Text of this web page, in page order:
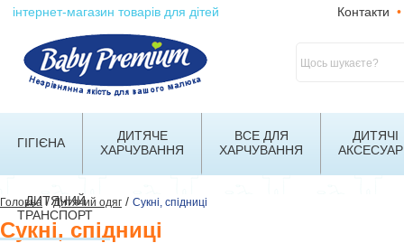
інтернет-магазин товарів для дітей Контакти •
ГІГІЄНА
ДИТЯЧЕ
ХАРЧУВАННЯ
ВСЕ ДЛЯ
ХАРЧУВАННЯ
ДИТЯЧІ
ДИТЯЧИЙ
ТРАНСПОРТ
Головна/Дитячий одяг / Сукні, спідниці
Сукні, спідниці